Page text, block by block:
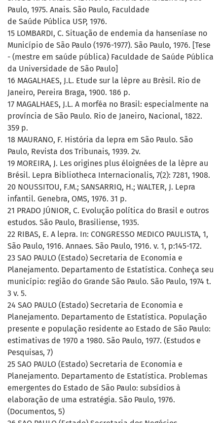
Paulo, 1975. Anais. São Paulo, Faculdade
de Saúde Pública USP, 1976.
15 LOMBARDI, C. Situação de endemia da hanseníase no
Município de São Paulo (1976-1977). São Paulo, 1976. [Tese
- (mestre em saúde pública) Faculdade de Saúde Pública
da Universidade de São Paulo]
16 MAGALHAES, J.L. Etude sur la lèpre au Brèsil. Rio de
Janeiro, Pereira Braga, 1900. 186 p.
17 MAGALHAES, J.L. A morféa no Brasil: especialmente na
província de São Paulo. Rio de Janeiro, Nacional, 1822.
359 p.
18 MAURANO, F. História da lepra em São Paulo. São
Paulo, Revista dos Tribunais, 1939. 2v.
19 MOREIRA, J. Les origines plus éloignées de la lèpre au
Brésil. Lepra Bibliotheca Internacionalis, 7(2): 7281, 1908.
20 NOUSSITOU, F.M.; SANSARRIQ, H.; WALTER, J. Lepra
infantil. Genebra, OMS, 1976. 31 p.
21 PRADO JÚNIOR, C. Evolução política do Brasil e outros
estudos. São Paulo, Brasiliense, 1935.
22 RIBAS, E. A lepra. In: CONGRESSO MEDICO PAULISTA, 1,
São Paulo, 1916. Annaes. São Paulo, 1916. v. 1, p:145-172.
23 SAO PAULO (Estado) Secretaria de Economia e
Planejamento. Departamento de Estatística. Conheça seu
município: região do Grande São Paulo. São Paulo, 1974 t.
3 v. 5.
24 SAO PAULO (Estado) Secretaria de Economia e
Planejamento. Departamento de Estatística. População
presente e população residente ao Estado de São Paulo:
estimativas de 1970 a 1980. São Paulo, 1977. (Estudos e
Pesquisas, 7)
25 SAO PAULO (Estado) Secretaria de Economia e
Planejamento. Departamento de Estatística. Problemas
emergentes do Estado de São Paulo: subsídios à
elaboração de uma estratégia. São Paulo, 1976.
(Documentos, 5)